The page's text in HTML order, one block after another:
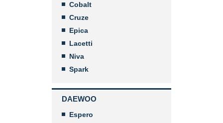
Cobalt
Cruze
Epica
Lacetti
Niva
Spark
DAEWOO
Espero